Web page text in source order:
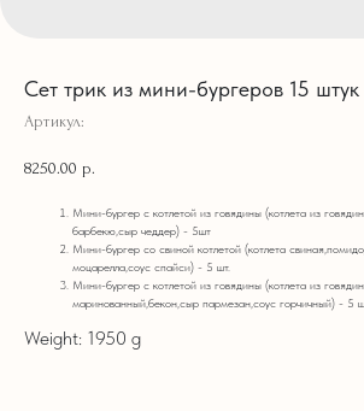
Сет трик из мини-бургеров 15 штук
Артикул:
8250.00 р.
Мини-бургер с котлетой из говядины (котлета из
барбекю,сыр чеддер) - 5шт
Мини-бургер со свиной котлетой (котлета
моцарелла,соус спайси) - 5 шт.
Мини-бургер с котлетой из говядины (котлета из
маринованный,бекон,сыр пармезан,соус горчичный) - 5
Weight: 1950 g